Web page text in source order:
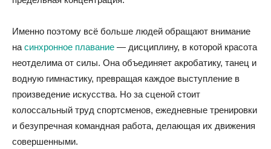
Именно поэтому всё больше людей обращают внимание
на синхронное плавание — дисциплину, в которой красота
неотделима от силы. Она объединяет акробатику, танец и
водную гимнастику, превращая каждое выступление в
произведение искусства. Но за сценой стоит
колоссальный труд спортсменов, ежедневные тренировки
и безупречная командная работа, делающая их движения
совершенными.